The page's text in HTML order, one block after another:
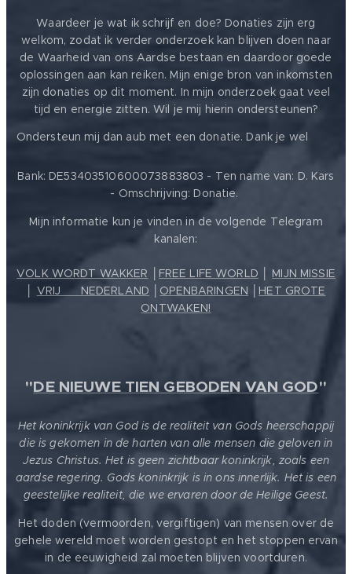
Waardeer je wat ik schrijf en doe? Donaties zijn erg
welkom, zodat ik verder onderzoek kan blijven doen naar
de Waarheid van ons Aardse bestaan en daardoor goede
oplossingen aan kan reiken. Mijn enige bron van inkomsten
zijn donaties op dit moment. In mijn onderzoek gaat veel
tijd en energie zitten. Wil je mij hierin ondersteunen?
Ondersteun mij dan aub met een donatie. Dank je wel
Bank: DE53403510600073883803 - Ten name van: D. Kars
- Omschrijving: Donatie.
Mijn informatie kun je vinden in de volgende Telegram
kanalen:
VOLK WORDT WAKKER FREE LIFE WORLD
MIJN MISSIE
VRIJ ❤️ NEDERLAND OPENBARINGEN
HET GROTE
ONTWAKEN!
"DE NIEUWE TIEN GEBODEN VAN GOD"
Het koninkrijk van God is de realiteit van Gods heerschappij
die is gekomen in de harten van alle mensen die geloven in
Jezus Christus. Het is geen zichtbaar koninkrijk, zoals een
aardse regering. Gods koninkrijk is in ons innerlijk. Het is een
geestelijke realiteit, die we ervaren door de Heilige Geest.
Het doden (vermoorden, vergiftigen) van mensen over de
gehele wereld moet worden gestopt en het stoppen ervan
in de eeuwigheid zal moeten blijven voortduren.